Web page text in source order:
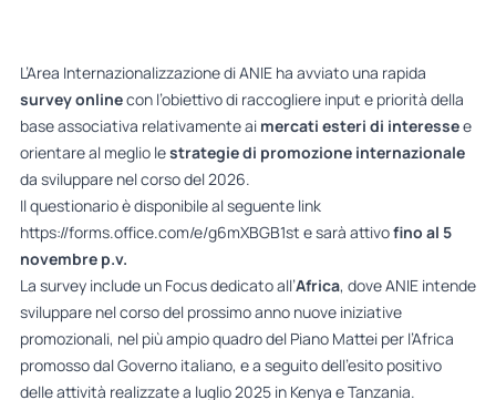
L’Area Internazionalizzazione di ANIE ha avviato una rapida
survey onlinecon l’obiettivo di raccogliere input e priorità della
base associativa relativamente ai mercati esteri di interessee
orientare al meglio lestrategie di promozione internazionale
da sviluppare nel corso del 2026.
Il questionario è disponibile al seguente link
https://forms.office.com/e/g6mXBGB1st e sarà attivofino al 5
novembre p.v.
La survey include un Focus dedicato all’Africa, dove ANIE intende
sviluppare nel corso del prossimo anno nuove iniziative
promozionali, nel più ampio quadro del Piano Mattei per l’Africa
promosso dal Governo italiano, e a seguito dell’esito positivo
delle attività realizzate a luglio 2025 in Kenya e Tanzania.